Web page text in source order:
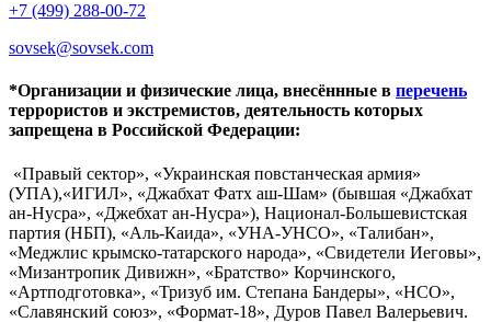
+7 (499) 288-00-72
sovsek@sovsek.com
*Организации и физические лица, внесённные в перечень
террористов и экстремистов, деятельность которых
запрещена в Российской Федерации:
«Правый сектор», «Украинская повстанческая армия»
(УПА),«ИГИЛ», «Джабхат Фатх аш-Шам» (бывшая «Джабхат
ан-Нусра», «Джебхат ан-Нусра»), Национал-Большевистская
партия (НБП), «Аль-Каида», «УНА-УНСО», «Талибан»,
«Меджлис крымско-татарского народа», «Свидетели Иеговы»,
«Мизантропик Дивижн», «Братство» Корчинского,
«Артподготовка», «Тризуб им. Степана Бандеры», «НСО»,
«Славянский союз», «Формат-18», Дуров Павел Валерьевич.